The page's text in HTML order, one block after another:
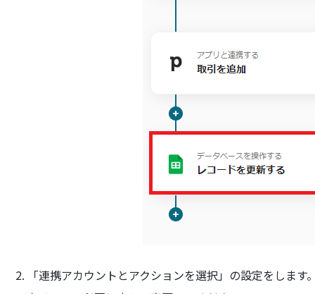
2. 「連携アカウントとアクションを選択」の設定をします